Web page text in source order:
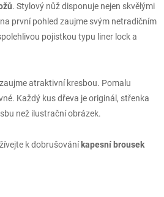
. Stylový nůž disponuje nejen skvělými
první pohled zaujme svým netradičním
pojistkou typu liner lock a
zaujme atraktivní kresbou. Pomalu
Každý kus dřeva je originál, střenka
než ilustrační obrázek.
k dobrušování kapesní brousek